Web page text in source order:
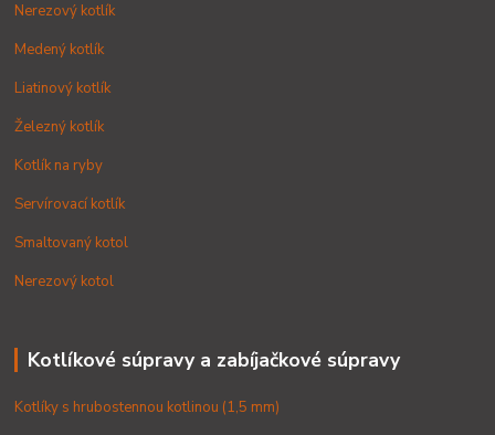
Nerezový kotlík
Medený kotlík
Liatinový kotlík
Železný kotlík
Kotlík na ryby
Servírovací kotlík
Smaltovaný kotol
Nerezový kotol
Kotlíkové súpravy a zabíjačkové súpravy
Kotlíky s hrubostennou kotlinou (1,5 mm)